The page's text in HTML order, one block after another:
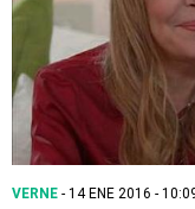
VERNE 14 ENE 2016 -